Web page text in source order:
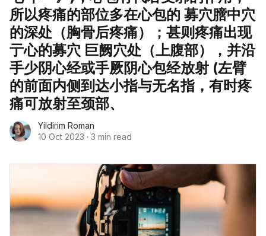
所以疼痛的部位多在心包的 募穴膪中穴
的深处（胸骨后疼痛）；甚则疼痛出现
亍心的募穴 巨阙穴处（上腹部），并沿
手少阴心经或手厥阴心包经放射 (左臂
的前面内侧到达小指与无名指，有时疼
痛可放射至颈部、
Yildirim Roman
10 Oct 2023 · 3 min read